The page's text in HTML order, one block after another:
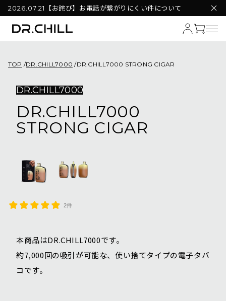
2026.07.21 【お詫び】お電話が繋がりにくい件について
TOP DR.CHILL7000 DR.CHILL7000 STRONG CIGAR
DR.CHILL7000
DR.CHILL7000
STRONG CIGAR
2件
本商品はDR.CHILL7000です。
約7,000回の吸引が可能な、使い捨てタイプの電子タバ
コです。